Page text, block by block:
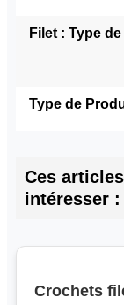
Filet : Type
Type de
Ces
intéresser :
Crochets